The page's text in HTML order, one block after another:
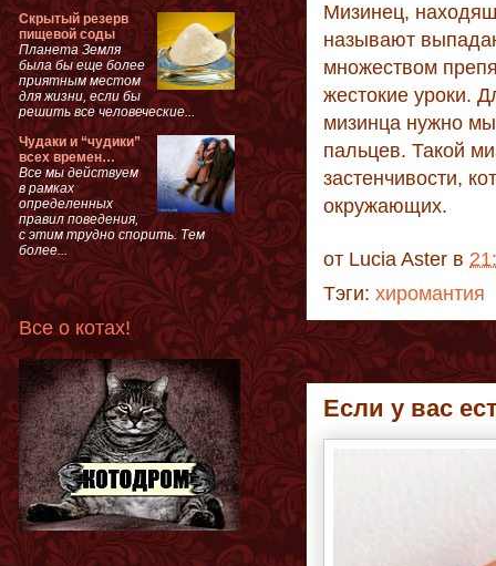
Мизинец,
называют
множеством
жестокие уроки.
мизинца нужно
пальцев. Такой
застенчивости,
окружающих.
от Lucia Aster в
Тэги: хиромантия
Если у вас
Скрытый резерв
пищевой соды
Планета Земля
была бы еще более
приятным местом
для жизни, если бы
решить все человеческие...
Чудаки и “чудики”
всех времен…
Все мы действуем
в рамках
определенных
правил поведения,
с этим трудно спорить. Тем
более...
Все о котах!